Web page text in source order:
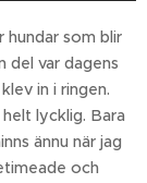
hundar som blir
del var dagens
in i ringen.
lycklig. Bara
ännu när jag
och